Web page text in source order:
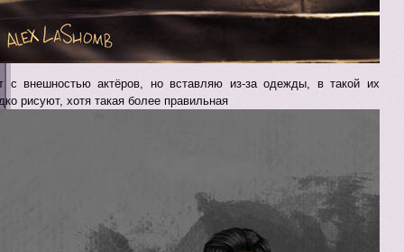
с внешностью актёров, но вставляю из-за одежды, в такой их
рисуют, хотя такая более правильная